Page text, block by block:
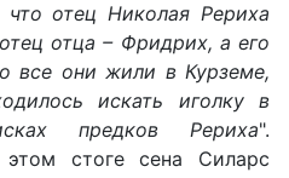
отец Николая Рериха
отца – Фридрих, а его
все они жили в Курземе,
искать иголку в
предков Рериха".
стоге сена Силарс